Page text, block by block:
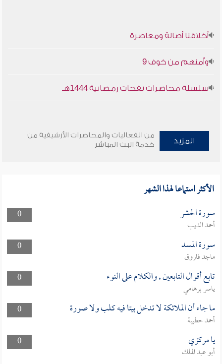
أخلاقنا أصالة ومعاصرة
وأمنهم من خوف 9
سلسلة محاضرات نفحات رمضانية 1444هـ
المزيد
من الفعاليات والمحاضرات الأرشيفية من
خدمة البث المباشر
الأكثر استماعا لهذا الشهر
0 سورة الحشر
أحمد الديب
0
سورة المسد
ماجد فاروق
0
تابع أقوال التابعين , والكلام على النوء
ياسر برهامي
0
ما جاء أن الملائكة لا تدخل بيتا فيه كلب ولا صورة
أحمد حطيبة
0
يا مركزي
أبو عبد الملك